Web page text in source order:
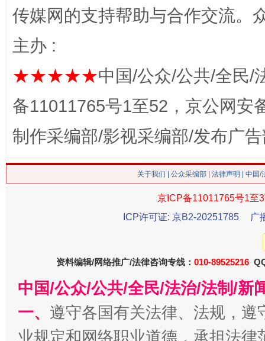
这是一记警钟！ 谢
在谋一域中谋全局
今
传媒网的支持帮助与合作交流。
主办 :
★★★★★中国/公众/公共/全民/
备11011765号1至52，京公网安
制作采编部/影视采编部/发布广
关于我们 公众采编部 法律声明 | 中国
京ICP备11011765号1至
ICP许可证: 京B2-20251785
广
资料编辑/网络推广/法律咨询专线： 010-89525216
中国/公众/公共/全民/法治/法制/新
一、 遵守各国有关法律、法规，
业规定和网络职业道德，承担法